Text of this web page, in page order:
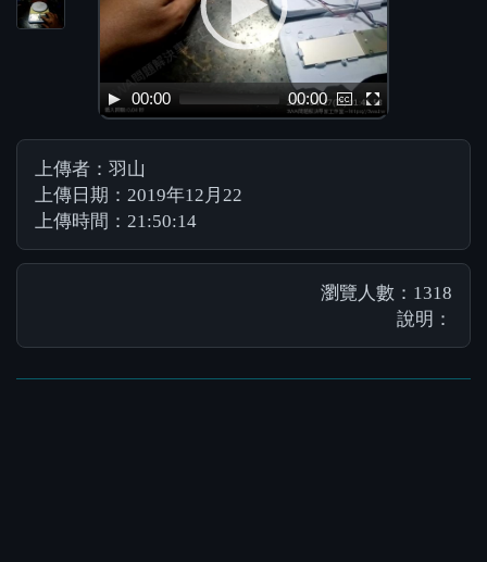
00:00 00:00
上傳者：羽山
上傳日期：2019年12月22
上傳時間：21:50:14
瀏覽人數：1318
說明：